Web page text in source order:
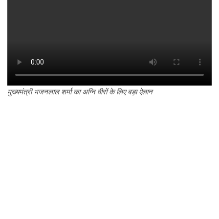
मुख्यमंत्री भजनलाल शर्मा का अग्नि वीरों के लिए बड़ा ऐलान